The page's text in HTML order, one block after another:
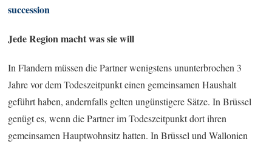
succession
Jede Region macht was sie will
In Flandern müssen die Partner wenigstens ununterbrochen 3
Jahre vor dem Todeszeitpunkt einen gemeinsamen Haushalt
geführt haben, andernfalls gelten ungünstigere Sätze. In Brüssel
genügt es, wenn die Partner im Todeszeitpunkt dort ihren
gemeinsamen Hauptwohnsitz hatten. In Brüssel und Wallonien